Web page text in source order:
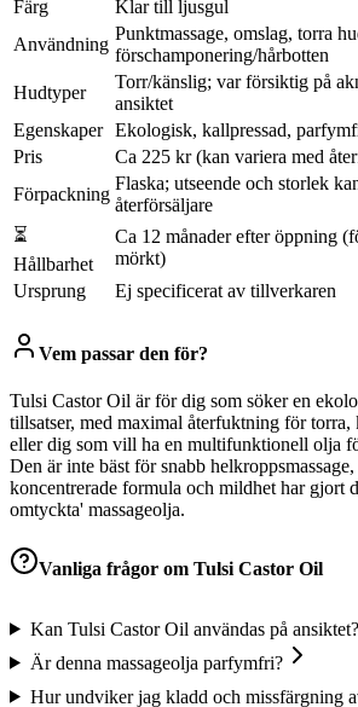
Färg
Klar till ljusgul
Användning
Punktmassage, omslag, torra
förschamponering/hårbotten
Hudtyper
Torr/känslig; var försiktig på
ansiktet
Egenskaper Ekologisk, kallpressad,
Pris
Ca 225 kr (kan variera med
Förpackning
Flaska; utseende och storlek
återförsäljare
⏳
Hållbarhet
Ca 12 månader efter öppning
mörkt)
Ursprung
Ej specificerat av tillverkaren
Vem passar den för?
Tulsi Castor Oil är för dig som söker en
tillsatser, med maximal återfuktning för torra,
eller dig som vill ha en multifunktionell olja
Den är inte bäst för snabb helkroppsmassage,
koncentrerade formula och mildhet har gjort
omtyckta' massageolja.
Vanliga frågor om Tulsi Castor Oil
Kan Tulsi Castor Oil användas på ansiktet?
Är denna massageolja parfymfri?
Hur undviker jag kladd och missfärgning